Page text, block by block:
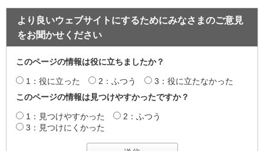
より良いウェブサイトにするためにみなさまのご意見
をお聞かせください
このページの情報は役に立ちましたか？
1：役に立った 2：ふつう
3：役に立たなかった
このページの情報は見つけやすかったですか？
1：見つけやすかった
2：ふつう
3：見つけにくかった